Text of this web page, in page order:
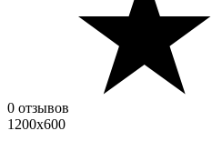
0 отзывов
1200х600